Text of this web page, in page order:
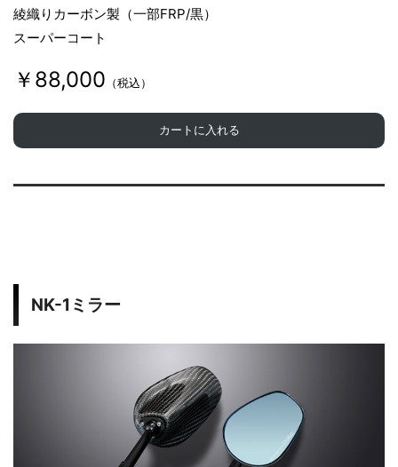
綾織りカーボン製（一部FRP/黒）
スーパーコート
￥88,000 （税込）
カートに入れる
NK-1ミラー